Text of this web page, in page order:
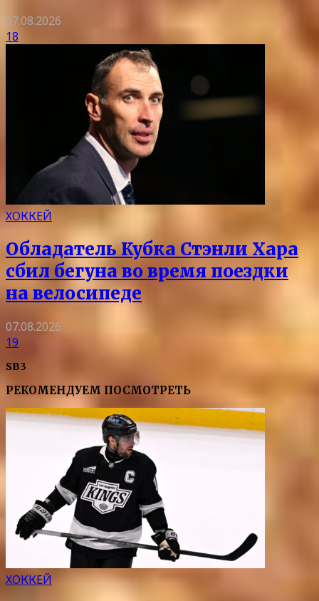
07.08.2026
18
ХОККЕЙ
Обладатель Кубка Стэнли Хара
сбил бегуна во время поездки
на велосипеде
07.08.2026
19
SB3
РЕКОМЕНДУЕМ ПОСМОТРЕТЬ
ХОККЕЙ